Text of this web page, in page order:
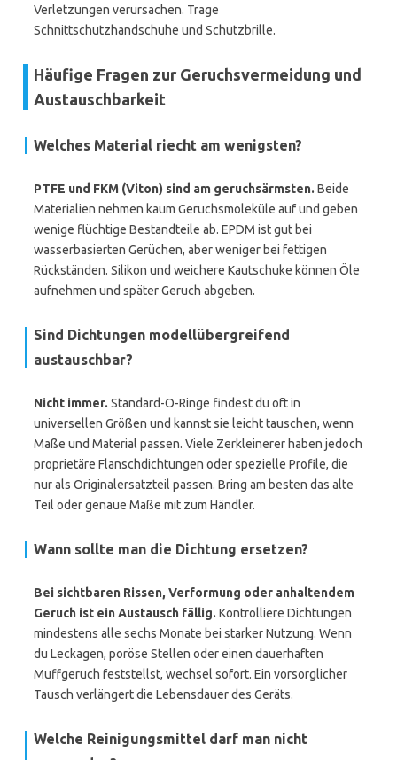
Verletzungen verursachen. Trage
Schnittschutzhandschuhe und Schutzbrille.
Häufige Fragen zur Geruchsvermeidung und
Austauschbarkeit
Welches Material riecht am wenigsten?
PTFE und FKM (Viton) sind am geruchsärmsten. Beide
Materialien nehmen kaum Geruchsmoleküle auf und geben
wenige flüchtige Bestandteile ab. EPDM ist gut bei
wasserbasierten Gerüchen, aber weniger bei fettigen
Rückständen. Silikon und weichere Kautschuke können Öle
aufnehmen und später Geruch abgeben.
Sind Dichtungen modellübergreifend
austauschbar?
Nicht immer. Standard-O-Ringe findest du oft in
universellen Größen und kannst sie leicht tauschen, wenn
Maße und Material passen. Viele Zerkleinerer haben jedoch
proprietäre Flanschdichtungen oder spezielle Profile, die
nur als Originalersatzteil passen. Bring am besten das alte
Teil oder genaue Maße mit zum Händler.
Wann sollte man die Dichtung ersetzen?
Bei sichtbaren Rissen, Verformung oder anhaltendem
Geruch ist ein Austausch fällig. Kontrolliere Dichtungen
mindestens alle sechs Monate bei starker Nutzung. Wenn
du Leckagen, poröse Stellen oder einen dauerhaften
Muffgeruch feststellst, wechsel sofort. Ein vorsorglicher
Tausch verlängert die Lebensdauer des Geräts.
Welche Reinigungsmittel darf man nicht